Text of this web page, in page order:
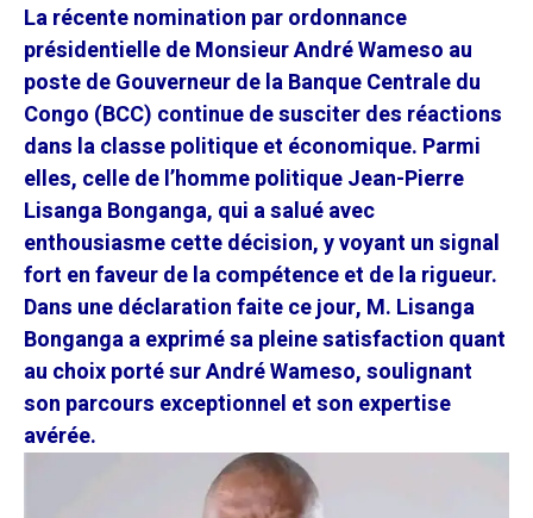
La récente nomination par ordonnance
présidentielle de Monsieur André Wameso au
poste de Gouverneur de la Banque Centrale du
Congo (BCC) continue de susciter des réactions
dans la classe politique et économique. Parmi
elles, celle de l’homme politique Jean-Pierre
Lisanga Bonganga, qui a salué avec
enthousiasme cette décision, y voyant un signal
fort en faveur de la compétence et de la rigueur.
Dans une déclaration faite ce jour, M. Lisanga
Bonganga a exprimé sa pleine satisfaction quant
au choix porté sur André Wameso, soulignant
son parcours exceptionnel et son expertise
avérée.